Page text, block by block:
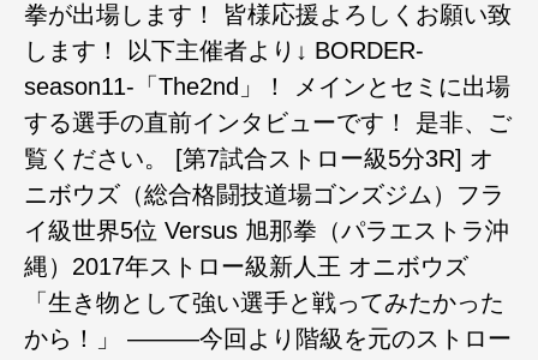
拳が出場します！ 皆様応援よろしくお願い致
します！ 以下主催者より↓ BORDER-
season11-「The2nd」！ メインとセミに出場
する選手の直前インタビューです！ 是非、ご
覧ください。 [第7試合ストロー級5分3R] オ
ニボウズ（総合格闘技道場ゴンズジム）フラ
イ級世界5位 Versus 旭那拳（パラエストラ沖
縄）2017年ストロー級新人王 オニボウズ
「生き物として強い選手と戦ってみたかった
から！」 ―――今回より階級を元のストロー